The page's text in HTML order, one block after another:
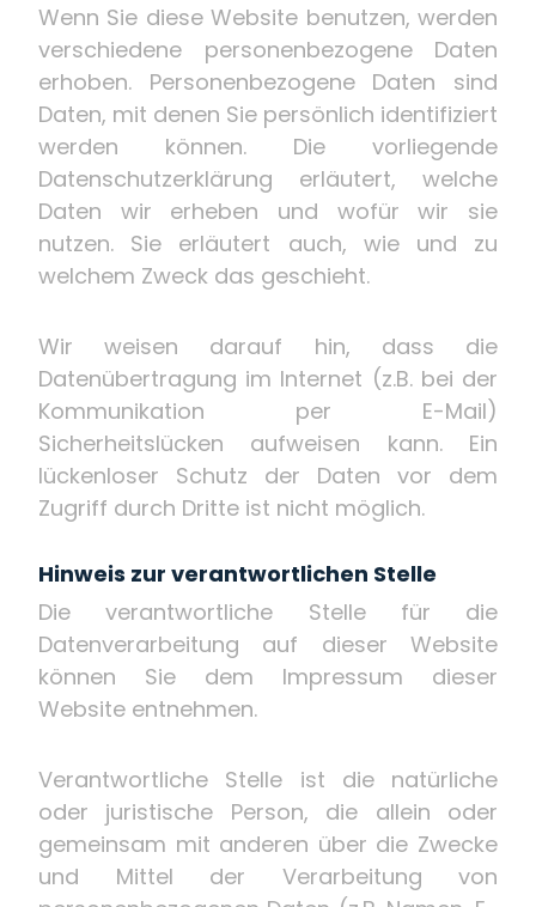
Wenn Sie diese Website benutzen, werden
verschiedene personenbezogene Daten
erhoben. Personenbezogene Daten sind
Daten, mit denen Sie persönlich identifiziert
werden können. Die vorliegende
Datenschutzerklärung erläutert, welche
Daten wir erheben und wofür wir sie
nutzen. Sie erläutert auch, wie und zu
welchem Zweck das geschieht.
Wir weisen darauf hin, dass die
Datenübertragung im Internet (z.B. bei der
Kommunikation per E-Mail)
Sicherheitslücken aufweisen kann. Ein
lückenloser Schutz der Daten vor dem
Zugriff durch Dritte ist nicht möglich.
Hinweis zur verantwortlichen Stelle
Die verantwortliche Stelle für die
Datenverarbeitung auf dieser Website
können Sie dem Impressum dieser
Website entnehmen.
Verantwortliche Stelle ist die natürliche
oder juristische Person, die allein oder
gemeinsam mit anderen über die Zwecke
und Mittel der Verarbeitung von